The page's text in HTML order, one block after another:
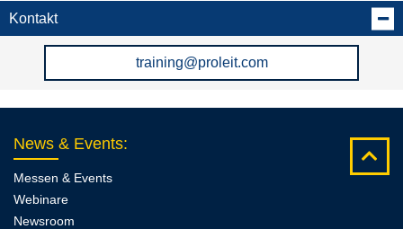
Kontakt
training@proleit.com
News & Events:
Messen & Events
Webinare
Newsroom